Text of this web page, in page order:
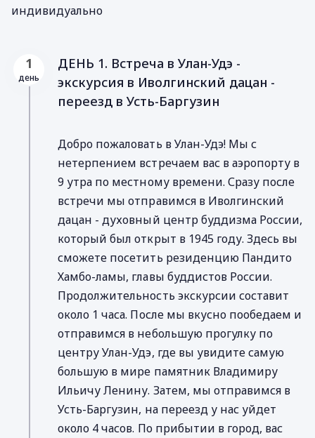
индивидуально
1
день
ДЕНЬ 1. Встреча в Улан-Удэ -
экскурсия в Иволгинский дацан -
переезд в Усть-Баргузин
Добро пожаловать в Улан-Удэ! Мы с
нетерпением встречаем вас в аэропорту в
9 утра по местному времени. Сразу после
встречи мы отправимся в Иволгинский
дацан - духовный центр буддизма России,
который был открыт в 1945 году. Здесь вы
сможете посетить резиденцию Пандито
Хамбо-ламы, главы буддистов России.
Продолжительность экскурсии составит
около 1 часа. После мы вкусно пообедаем и
отправимся в небольшую прогулку по
центру Улан-Удэ, где вы увидите самую
большую в мире памятник Владимиру
Ильичу Ленину. Затем, мы отправимся в
Усть-Баргузин, на переезд у нас уйдет
около 4 часов. По прибытии в город, вас